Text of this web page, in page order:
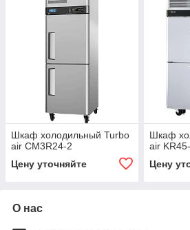
Шкаф холодильный Turbo
air CM3R24-2
Цену уточняйте
Шкаф
air
Цену
О нас